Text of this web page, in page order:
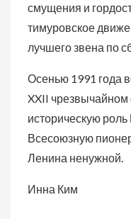
смущения и
тимуровское
лучшего звена по
Осенью 1991 года
XXII чрезвычайном
историческую
Всесоюзную
Ленина ненужной.
Инна Ким